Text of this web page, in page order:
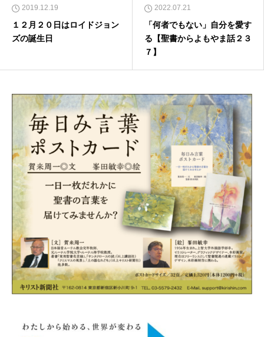
2019.12.19
１２月２０日はロイドジョン
ズの誕生日
2022.07.21
「何者でもない」自分を愛す
る【聖書からよもやま話２３
７】